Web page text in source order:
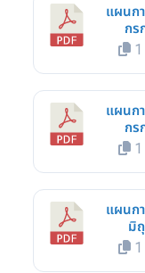
แผนก
กร
แผนก
กร
แผนก
มิ